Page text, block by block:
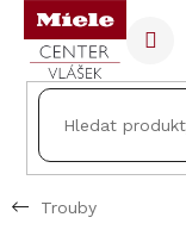
Přejít
obsah
Trouby